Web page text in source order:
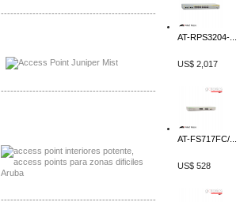
-------------------------------------------------
-------------------------------------------------
-------------------------------------------------
AT-RPS3204-...
US$ 2,017
AT-FS717FC/...
US$ 528